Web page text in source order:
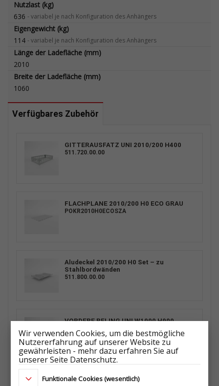
Nutzlast (kg)
636 - variabel je nach Konfiguration des Anhängers
Eigengewicht (kg)
114 - variabel je nach Konfiguration des Anhängers
Länge der Ladefläche (mm)
2010
Breite der Ladefläche (mm)
1060
Verfügbares Zubehör
GITTERAUSFATZ UNI 2010/200 H400
511.720.00.00
FLACHPLANE 2010/200 H0 ECO GRAU
POKR2010H0ECOSZA
Aludeckel 2010/200 H0 Set – zu
Stahlbordwänden
511.800.00.00
VORDERE RELING UNI W1000 H900
HOCHSPRIEGEL MIT PLANE 2010/200
Wir verwenden Cookies, um die bestmögliche
Nutzererfahrung auf unserer Website zu
gewährleisten - mehr dazu erfahren Sie auf
unserer Seite Datenschutz.
Funktionale Cookies (wesentlich)